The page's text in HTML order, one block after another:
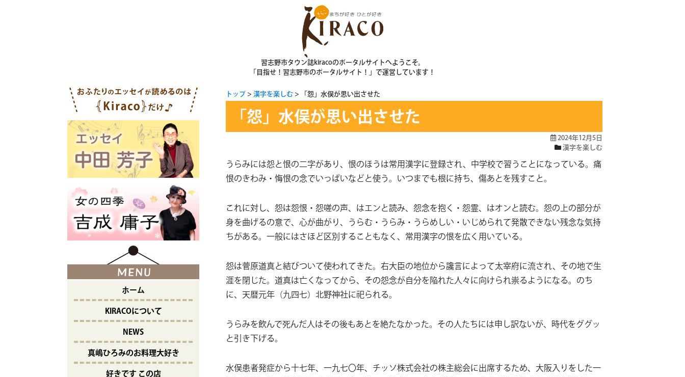
習志野市タウン誌kiracoのポータルサイトへようこそ。
「目指せ！習志野市のポータルサイト！」で運営しています！
トップ 漢字を楽しむ 「怨」水俣が思い出させた
「怨」水俣が思い出させた
2024年12月5日
漢字を楽しむ
うらみには怨と恨の二字があり、恨のほうは常用漢字に登録され、中学校で習うことになっている。痛
恨のきわみ・悔恨の念でいっぱいなどと使う。いつまでも根に持ち、傷あとを残すこと。
これに対し、怨は怨恨・怨嗟の声、はエンと読み、怨念を抱く・怨霊、はオンと読む。怨の上の部分が
身を曲げるの意で、心が曲がり、うらむ・うらみ・うらめしい・いじめられて発散できない残念な気持
ちがある。一般にはさほど区別することもなく、常用漢字の恨を広く用いている。
怨は菅原道真と結びついて使われてきた。右大臣の地位から讒言によって太宰府に流され、その地で生
涯を閉じた。道真は亡くなってから、その怨念が自分を陥れた人々に向けられ祟るようになる。のち
に、天暦元年（九四七）北野神社に祀られる。
うらみを飲んで死んだ人はその後もあとを絶たなかった。その人たちには申し訳ないが、時代をググッ
と引き下げる。
水俣患者発症から十七年、一九七〇年、チッソ株式会社の株主総会に出席するため、大阪入りをした一
ホーム
KIRACOについて
NEWS
真嶋ひろみのお料理大好き
好きです この店